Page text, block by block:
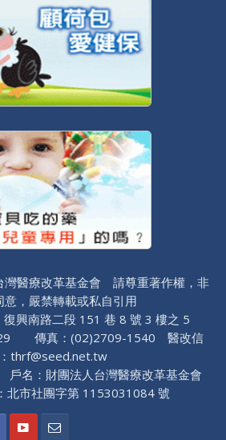
醫療改革基金會 請尊重著作權，非
意，嚴禁轉載或私自引用
興南路二段 151 巷 8 號 3 樓之 5
傳真：(02)2709-1540 醫改信
thrf@seed.net.tw
名：財團法人台灣醫療改革基金會
北市社團字第 1153031084 號